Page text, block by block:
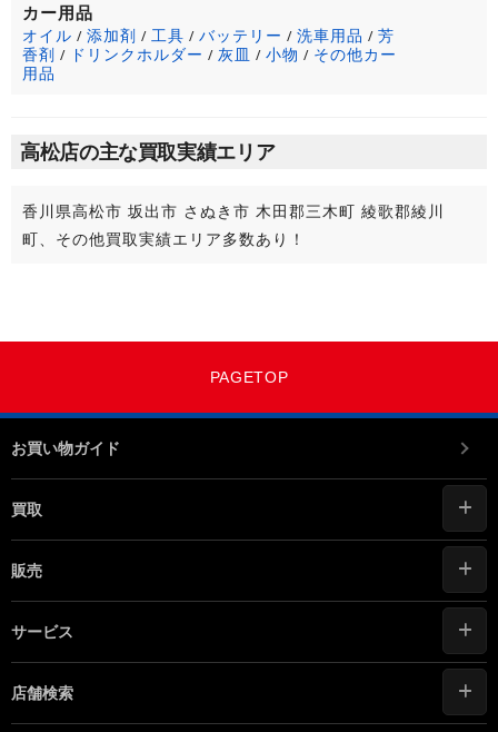
カー用品
オイル / 添加剤 / 工具 / バッテリー / 洗車用品 / 芳
香剤 / ドリンクホルダー / 灰皿 / 小物 / その他カー
用品
高松店の主な買取実績エリア
香川県高松市 坂出市 さぬき市 木田郡三木町 綾歌郡綾川
町、その他買取実績エリア多数あり！
PAGETOP
お買い物ガイド
買取
販売
サービス
店舗検索